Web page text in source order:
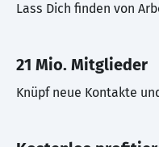
Lass Dich finden von
21 Mio. Mitglieder
Knüpf neue Kontakte